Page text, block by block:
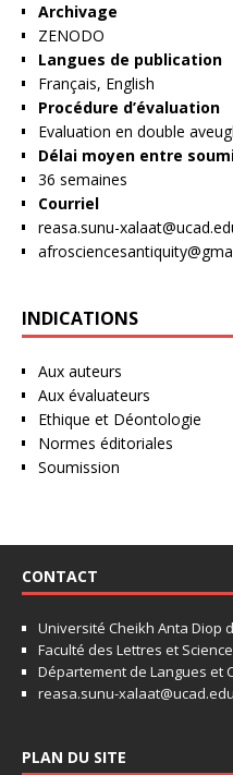
Archivage
ZENODO
Langues de publication
Français, English
Procédure d’évaluation
Evaluation en double
Délai moyen entre
36 semaines
Courriel
reasa.sunu-
INDICATIONS
Aux auteurs
Aux évaluateurs
Ethique et Déontologie
Normes éditoriales
Soumission
CONTACT
Université Cheikh Anta Diop
Faculté des Lettres et
Département de Langues et
reasa.sunu-
PLAN DU SITE